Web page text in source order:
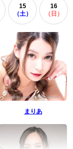
15
（土）
16
（日）
まりあ